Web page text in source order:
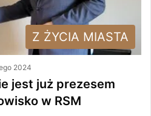
Z ŻYCIA MIASTA
2024
jest już prezesem
w RSM